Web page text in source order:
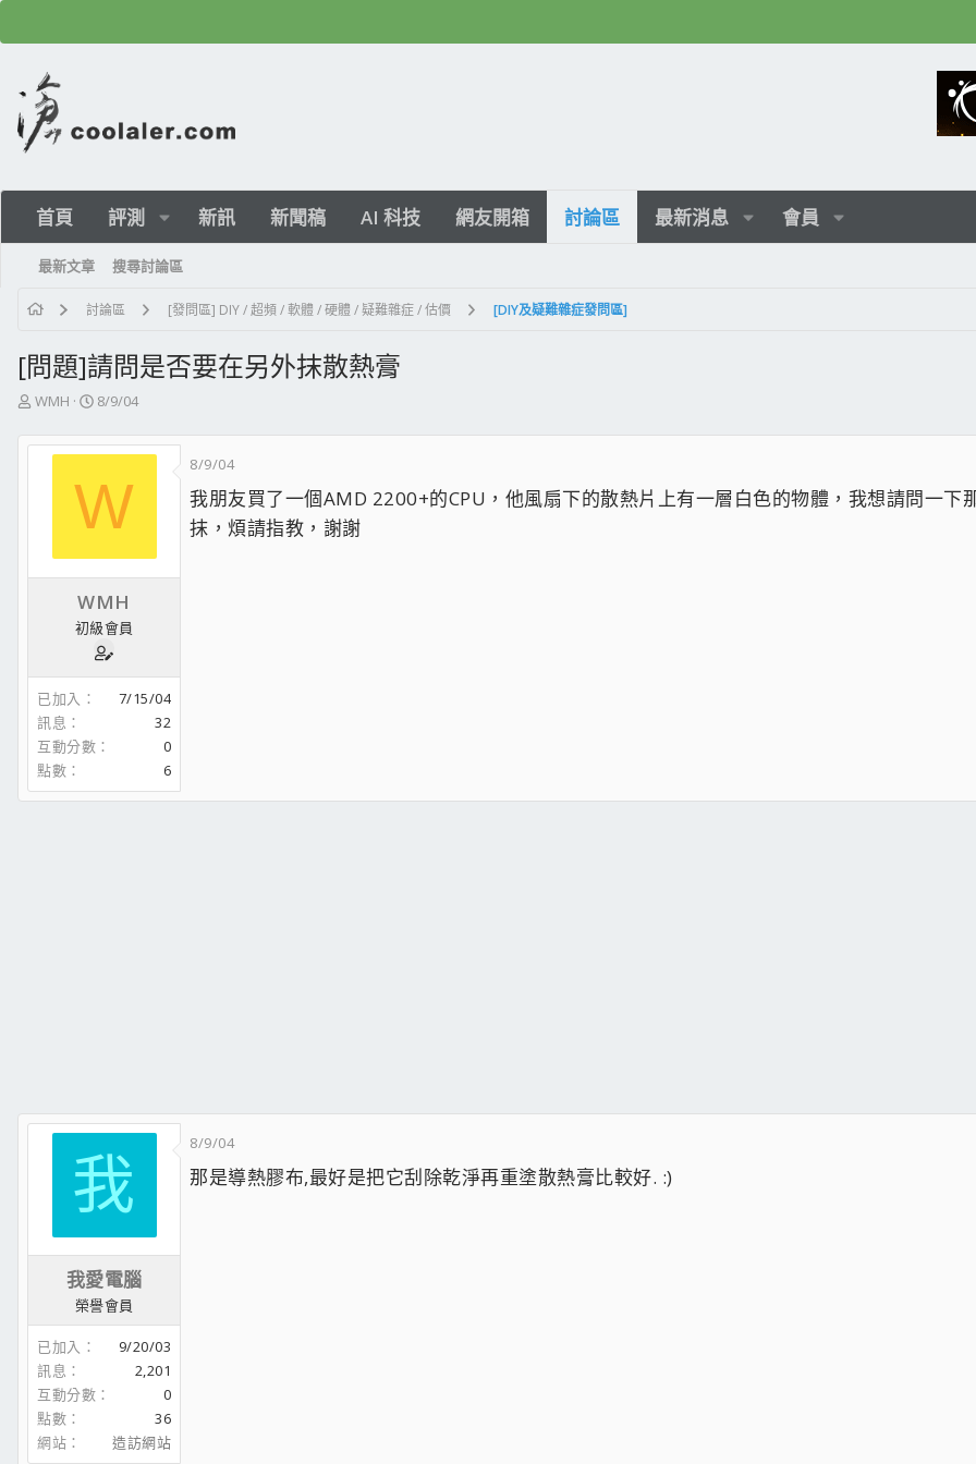
首頁 評測 新訊 新聞稿 AI 科技 網友開箱 討論區 最新消息 會員
最新文章 搜尋討論區
討論區 [發問區] DIY / 超頻 / 軟體 / 硬體 / 疑難雜症 / 估價 [DIY及疑難雜症發問區]
[問題]請問是否要在另外抹散熱膏
主
發
WMH
開
日
8/9/04
W
WMH
初級會員
已加入
7/15/04
訊息
32
互動分數
0
點數
6
8/9/04
我朋友買了一個AMD 2200+的CPU，他風扇下的散熱片上有一層白色的物體，我想請問一
抹，煩請指教，謝謝
我
我愛電腦
榮譽會員
已加入
9/20/03
訊息
2,201
互動分數
0
點數
36
網站
造訪網站
8/9/04
那是導熱膠布,最好是把它刮除乾淨再重塗散熱膏比較好. :)